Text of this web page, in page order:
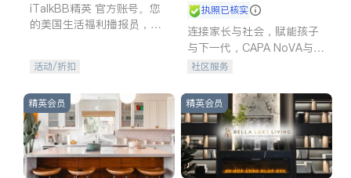
iTalkBB精英 官方账号。您
的美国生活福利播报员，精
专属福利。
活动/折扣
执照已核实
连接家长与社会，赋能孩子
与下一代，CAPA NoVA与您
携手建设包容、公平、充满
社区服务
精英会员 精英会员